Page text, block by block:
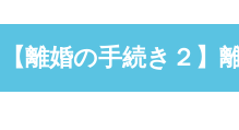
【離婚の手続き２】